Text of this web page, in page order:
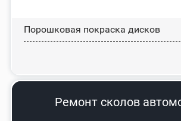
Порошковая покраска дисков
Ремонт сколов